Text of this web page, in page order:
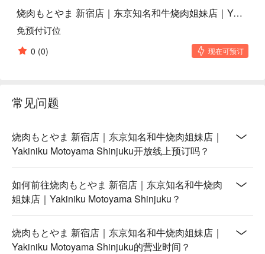
烧肉もとやま 新宿店｜东京知名和牛烧肉姐妹店｜Yakiniku Motoyama Shinjuku
免预付订位
0 (0) 现在可预订
常见问题
烧肉もとやま 新宿店｜东京知名和牛烧肉姐妹店｜
Yakiniku Motoyama Shinjuku开放线上预订吗？
如何前往烧肉もとやま 新宿店｜东京知名和牛烧肉
姐妹店｜Yakiniku Motoyama Shinjuku？
烧肉もとやま 新宿店｜东京知名和牛烧肉姐妹店｜
Yakiniku Motoyama Shinjuku的营业时间？